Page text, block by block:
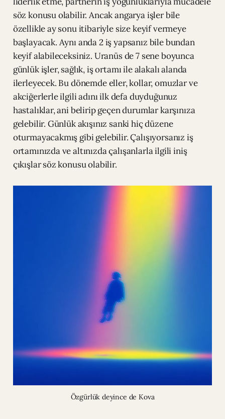
söz konusu olabilir. Ancak angarya işler bile
özellikle ay sonu itibariyle size keyif vermeye
başlayacak. Aynı anda 2 iş yapsanız bile bundan
keyif alabileceksiniz. Uranüs de 7 sene boyunca
günlük işler, sağlık, iş ortamı ile alakalı alanda
ilerleyecek. Bu dönemde eller, kollar, omuzlar ve
akciğerlerle ilgili adını ilk defa duyduğunuz
hastalıklar, ani belirip geçen durumlar karşınıza
gelebilir. Günlük akışınız sanki hiç düzene
oturmayacakmış gibi gelebilir. Çalışıyorsanız iş
ortamınızda ve altınızda çalışanlarla ilgili iniş
çıkışlar söz konusu olabilir.
Özgürlük deyince de Kova